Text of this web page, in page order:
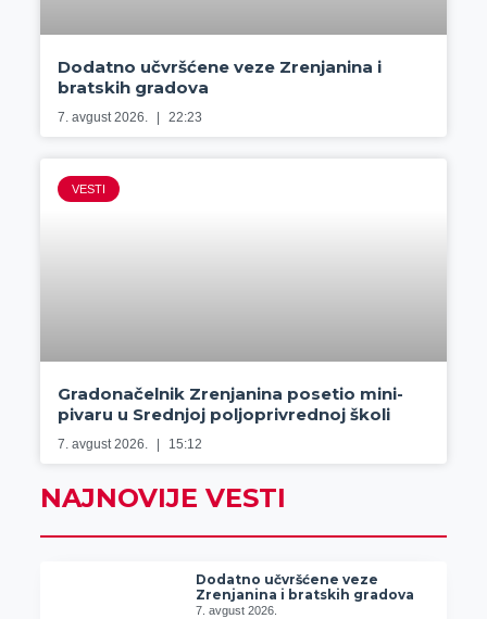
Dodatno učvršćene veze Zrenjanina i
bratskih gradova
7. avgust 2026. 22:23
VESTI
Gradonačelnik Zrenjanina posetio mini-
pivaru u Srednjoj poljoprivrednoj školi
7. avgust 2026. 15:12
NAJNOVIJE VESTI
Dodatno učvršćene veze
Zrenjanina i bratskih gradova
7. avgust 2026.